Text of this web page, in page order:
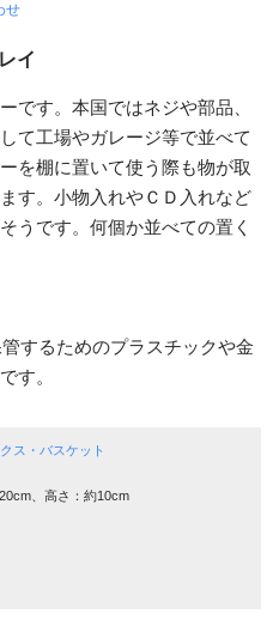
せ
イ
です。本国ではネジや部品、
て工場やガレージ等で並べて
を棚に置いて使う際も物が取
す。小物入れやＣＤ入れなど
うです。何個か並べての置く
するためのプラスチックや金
す。
ス・バスケット
、高さ：約10cm